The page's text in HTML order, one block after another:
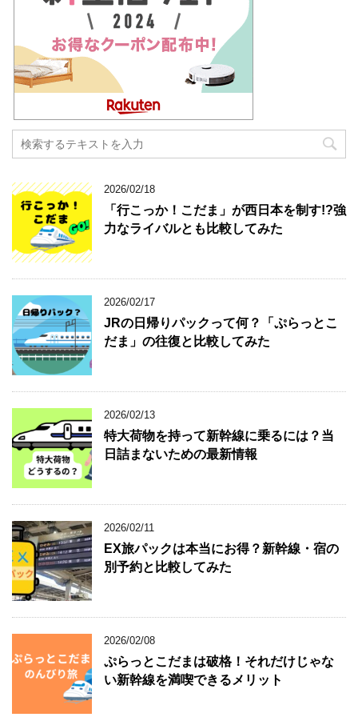
2026/02/18
「行こっか！こだま」が西日本を制す!?強
力なライバルとも比較してみた
2026/02/17
JRの日帰りパックって何？「ぷらっとこ
だま」の往復と比較してみた
2026/02/13
特大荷物を持って新幹線に乗るには？当
日詰まないための最新情報
2026/02/11
EX旅パックは本当にお得？新幹線・宿の
別予約と比較してみた
2026/02/08
ぷらっとこだまは破格！それだけじゃな
い新幹線を満喫できるメリット